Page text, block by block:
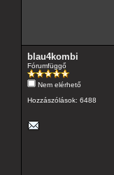
blau4kombi
Fórumfüggő
Nem elérhető
Hozzászólások: 6488